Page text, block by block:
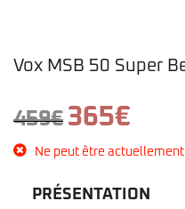
Vox MSB 50 Super
459€
Le
prix
initial
459€.
365€
actuel
365€.
Ne peut être
PRÉSENTATION